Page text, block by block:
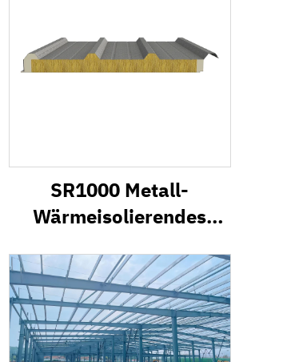
SR1000 Metall-
Wärmeisolierendes
Sandwichpaneelsystem